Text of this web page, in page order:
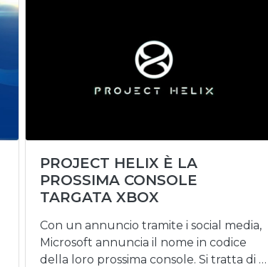
PROJECT HELIX È LA
PROSSIMA CONSOLE
TARGATA XBOX
Con un annuncio tramite i social media,
Microsoft annuncia il nome in codice
della loro prossima console. Si tratta di …